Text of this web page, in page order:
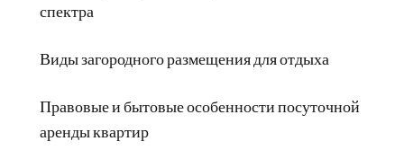
спектра
Виды загородного размещения для отдыха
Правовые и бытовые особенности посуточной
аренды квартир